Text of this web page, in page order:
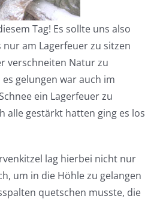
Tag! Es sollte uns also
am Lagerfeuer zu sitzen
verschneiten Natur zu
gelungen war auch im
ein Lagerfeuer zu
alle gestärkt hatten ging es los
lag hierbei nicht nur
um in die Höhle zu gelangen
quetschen musste, die